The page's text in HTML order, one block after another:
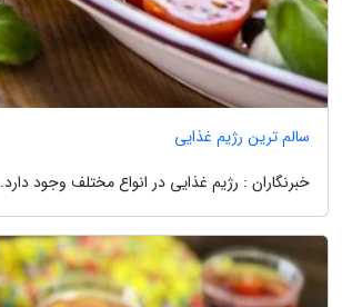
سالم ترین رژیم غذایی
خبرنگاران : رژیم غذایی در انواع مختلف وجود دارد.